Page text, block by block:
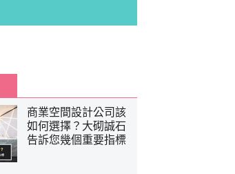
商業空間設計公司該
如何選擇？大砌誠石
告訴您幾個重要指標